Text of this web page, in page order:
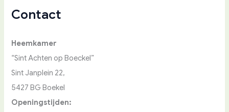
Contact
Heemkamer
“Sint Achten op Boeckel”
Sint Janplein 22,
5427 BG Boekel
Openingstijden: